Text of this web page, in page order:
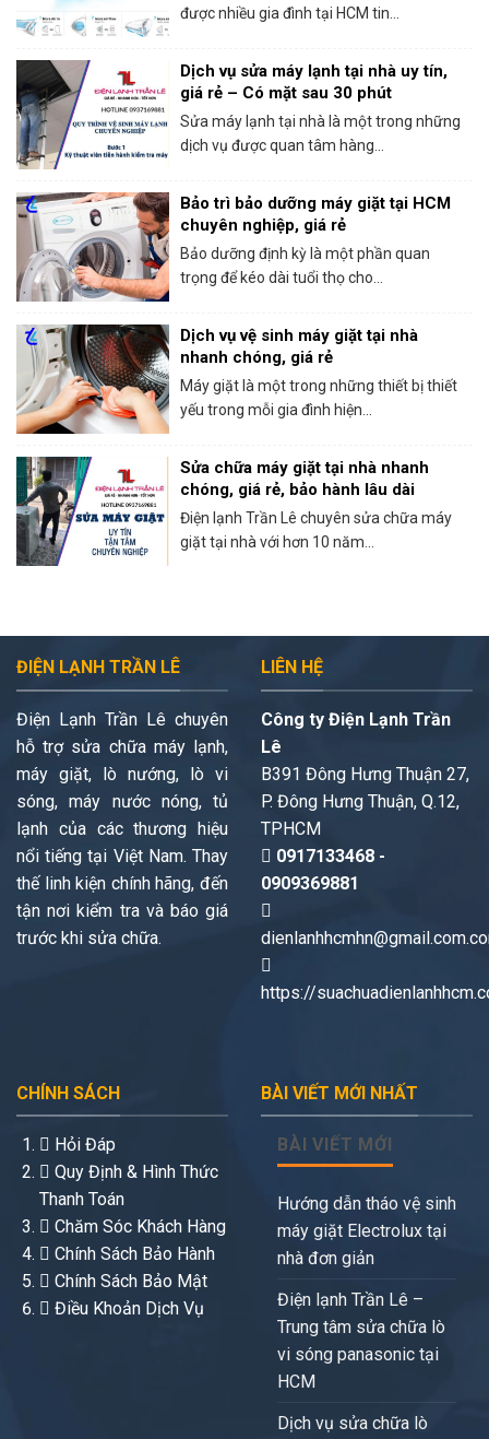
được nhiều gia đình tại HCM tin...
Dịch vụ sửa máy lạnh tại nhà uy tín,
giá rẻ – Có mặt sau 30 phút
Sửa máy lạnh tại nhà là một trong những
dịch vụ được quan tâm hàng...
Bảo trì bảo dưỡng máy giặt tại HCM
chuyên nghiệp, giá rẻ
Bảo dưỡng định kỳ là một phần quan
trọng để kéo dài tuổi thọ cho...
Dịch vụ vệ sinh máy giặt tại nhà
nhanh chóng, giá rẻ
Máy giặt là một trong những thiết bị thiết
yếu trong mỗi gia đình hiện...
Sửa chữa máy giặt tại nhà nhanh
chóng, giá rẻ, bảo hành lâu dài
Điện lạnh Trần Lê chuyên sửa chữa máy
giặt tại nhà với hơn 10 năm...
ĐIỆN LẠNH TRẦN LÊ
Điện Lạnh Trần Lê chuyên
hỗ trợ sửa chữa máy lạnh,
máy giặt, lò nướng, lò vi
sóng, máy nước nóng, tủ
lạnh của các thương hiệu
nổi tiếng tại Việt Nam. Thay
thế linh kiện chính hãng, đến
tận nơi kiểm tra và báo giá
trước khi sửa chữa.
LIÊN HỆ
Công ty Điện Lạnh Trần
Lê
B391 Đông Hưng Thuận 27,
P. Đông Hưng Thuận, Q.12,
TPHCM
0917133468 -
0909369881
https://
CHÍNH SÁCH
Hỏi Đáp
Quy Định & Hình Thức
Thanh Toán
Chăm Sóc Khách Hàng
Chính Sách Bảo Hành
Chính Sách Bảo Mật
Điều Khoản Dịch Vụ
BÀI VIẾT MỚI NHẤT
BÀI VIẾT MỚI
Hướng dẫn tháo vệ sinh
máy giặt Electrolux tại
nhà đơn giản
Điện lạnh Trần Lê –
Trung tâm sửa chữa lò
vi sóng panasonic tại
HCM
Dịch vụ sửa chữa lò